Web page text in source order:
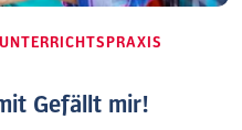
Gefällt mir!